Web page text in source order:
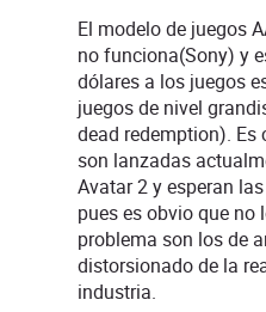
El modelo de juegos
no funciona(Sony) y
dólares a los juegos
juegos de nivel
dead redemption).
son lanzadas
Avatar 2 y esperan
pues es obvio que no
problema son los de
distorsionado de la
industria.